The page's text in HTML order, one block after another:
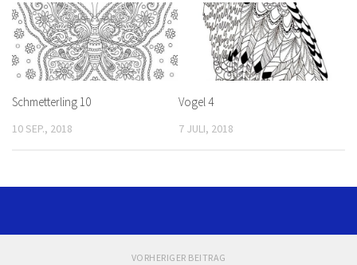
Schmetterling 10
10 SEP., 2018
Vogel 4
7 JULI, 2018
VORHERIGER BEITRAG